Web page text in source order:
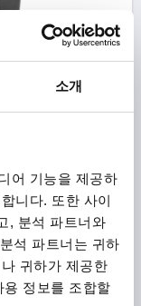
소개
어 기능을 제공하
니다. 또한 사이
, 분석 파트너와
석 파트너는 귀하
귀하가 제공한
정보를 조합할
있음, A=120,
스 스틸
하중 N =1000
세부 사항